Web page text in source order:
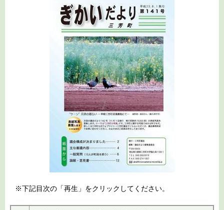
※下記目次の「再生」をクリックしてください。